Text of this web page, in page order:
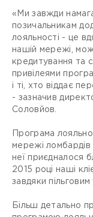
«Ми завжди
позичальникам
лояльності - це
нашій мережі,
кредитування та
привілеями
і ті, хто віддає
- зазначив
Соловйов.
Програма
мережі
неї приєдналося
2015 році наші
завдяки
Більш детально